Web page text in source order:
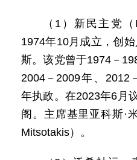
（1）新民主党
1974年10月成立，创
斯。该党曾于1974－
2004－2009年、2012
年执政。在2023年6月
阁。主席基里亚科斯·
Mitsotakis）。